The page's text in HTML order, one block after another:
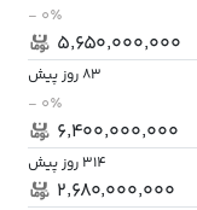
- ۰٪
۵٬۶۵۰٬۰۰۰٬۰۰۰
83 روز پیش
- ۰٪
۶٬۴۰۰٬۰۰۰٬۰۰۰
314 روز پیش
۲٬۶۸۰٬۰۰۰٬۰۰۰